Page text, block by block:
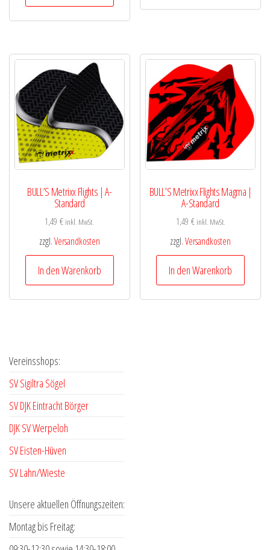
BULL’S Metrixx Flights | A-
Standard
1,49€ inkl. MwSt.
zzgl.Versandkosten
In den Warenkorb
BULL’S Metrixx Flights Magma |
A-Standard
1,49 € inkl. MwSt.
zzgl.Versandkosten
In den Warenkorb
Vereinsshops:
SV Sigiltra Sögel
SV DJK Eintracht Börger
DJK SV Werpeloh
SV Eisten-Hüven
SV Lahn/Wieste
Unsere aktuellen Öffnungszeiten:
Montag bis Freitag: